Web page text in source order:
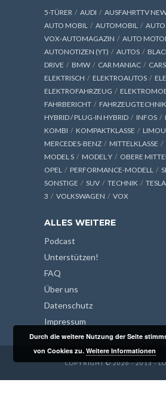
5-TÜRER AUDI AUSFAHRTTV
AUTO MOBIL
AUTOMOBIL
VOX-AUTOMAGAZIN
AUTO
AUTONOTIZEN (YT)
AUTOS
DRIVE
BMW CAR MANIAC CARS
ELEKTRISCH
ELEKTROAUTOS
ELEKTROFAHRZEUG
FAHRBERICHT
FAHRZEUGTECHNIK
HYBRID / PLUG-IN HYBRID
INFOS
KOMBI
KOMPAKTKLASSE
MERCEDES-BENZ
MITTELKLASSE
MODEL S
MODEL Y
OBERE
OPEL
PERFORMANCE-MODELL
SONSTIGE
SUV TECHNIK TESLA
3
VOLKSWAGEN VOX
ALLES WEITERE
Podcast
Unterstützen!
FAQ
Über uns
Datenschutz
Impressum
COPYRIGHT © 2026 - 2013 -
Durch die weitere Nutzung der Seite
von Cookies zu.Weitere Informationen